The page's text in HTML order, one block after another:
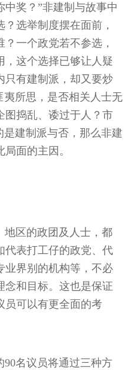
奖？”非建制与故事中
选举制度摆在面前，
一个政党若不参选，
，这个选择已够让人疑
只有建制派，却又要炒
夷所思，是否相关人士无
图捣乱、诿过于人？市
是建制派与否，那么非建
面的主因。
区的政团及人士，都
代表打工仔的政党、代
业界别的机构等，不必
念和目标。这也是保证
员可以有更全面的考
名议员将通过三种方